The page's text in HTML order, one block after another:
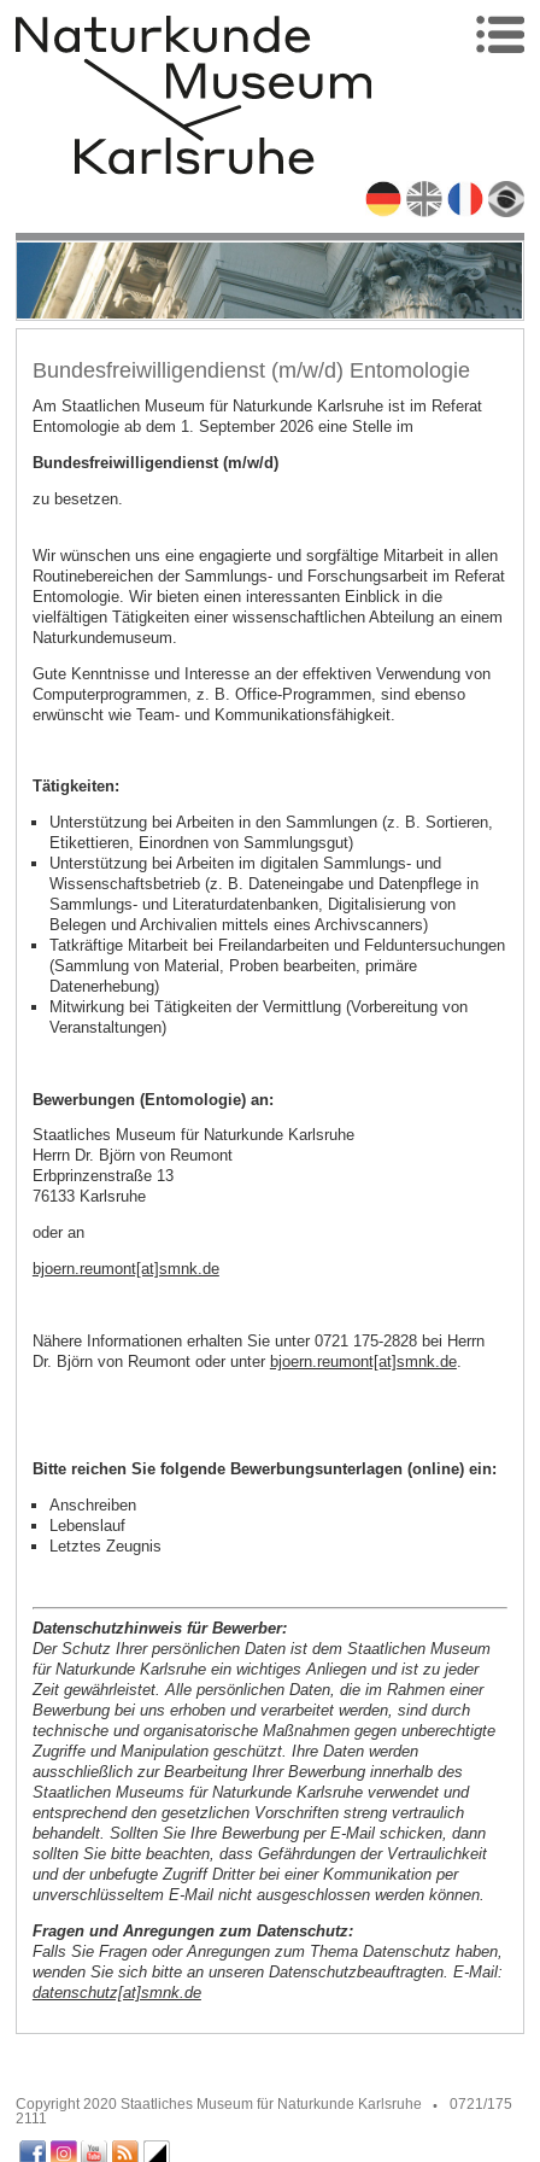
Bundesfreiwilligendienst (m/w/d) Entomologie
Am Staatlichen Museum für Naturkunde Karlsruhe ist im Referat
Entomologie ab dem 1. September 2026 eine Stelle im
Bundesfreiwilligendienst (m/w/d)
zu besetzen.
Wir wünschen uns eine engagierte und sorgfältige Mitarbeit in allen
Routinebereichen der Sammlungs- und Forschungsarbeit im Referat
Entomologie. Wir bieten einen interessanten Einblick in die
vielfältigen Tätigkeiten einer wissenschaftlichen Abteilung an einem
Naturkundemuseum.
Gute Kenntnisse und Interesse an der effektiven Verwendung von
Computerprogrammen, z. B. Office-Programmen, sind ebenso
erwünscht wie Team- und Kommunikationsfähigkeit.
Tätigkeiten:
Unterstützung bei Arbeiten in den Sammlungen (z. B. Sortieren,
Etikettieren, Einordnen von Sammlungsgut)
Unterstützung bei Arbeiten im digitalen Sammlungs- und
Wissenschaftsbetrieb (z. B. Dateneingabe und Datenpflege in
Sammlungs- und Literaturdatenbanken, Digitalisierung von
Belegen und Archivalien mittels eines Archivscanners)
Tatkräftige Mitarbeit bei Freilandarbeiten und Felduntersuchungen
(Sammlung von Material, Proben bearbeiten, primäre
Datenerhebung)
Mitwirkung bei Tätigkeiten der Vermittlung (Vorbereitung von
Veranstaltungen)
Bewerbungen (Entomologie) an:
Staatliches Museum für Naturkunde Karlsruhe
Herrn Dr. Björn von Reumont
Erbprinzenstraße 13
76133 Karlsruhe
oder an
bjoern.reumont[at]smnk.de
Nähere Informationen erhalten Sie unter 0721 175-2828 bei Herrn
Dr. Björn von Reumont oder unter bjoern.reumont[at]smnk.de.
Bitte reichen Sie folgende Bewerbungsunterlagen (online) ein:
Anschreiben
Lebenslauf
Letztes Zeugnis
Datenschutzhinweis für Bewerber:
Der Schutz Ihrer persönlichen Daten ist dem Staatlichen Museum
für Naturkunde Karlsruhe ein wichtiges Anliegen und ist zu jeder
Zeit gewährleistet. Alle persönlichen Daten, die im Rahmen einer
Bewerbung bei uns erhoben und verarbeitet werden, sind durch
technische und organisatorische Maßnahmen gegen unberechtigte
Zugriffe und Manipulation geschützt. Ihre Daten werden
ausschließlich zur Bearbeitung Ihrer Bewerbung innerhalb des
Staatlichen Museums für Naturkunde Karlsruhe verwendet und
entsprechend den gesetzlichen Vorschriften streng vertraulich
behandelt. Sollten Sie Ihre Bewerbung per E-Mail schicken, dann
sollten Sie bitte beachten, dass Gefährdungen der Vertraulichkeit
und der unbefugte Zugriff Dritter bei einer Kommunikation per
unverschlüsseltem E-Mail nicht ausgeschlossen werden können.
Fragen und Anregungen zum Datenschutz:
Falls Sie Fragen oder Anregungen zum Thema Datenschutz haben,
wenden Sie sich bitte an unseren Datenschutzbeauftragten. E-Mail:
datenschutz[at]smnk.de
Copyright 2020 Staatliches Museum für Naturkunde Karlsruhe
0721/175
2111